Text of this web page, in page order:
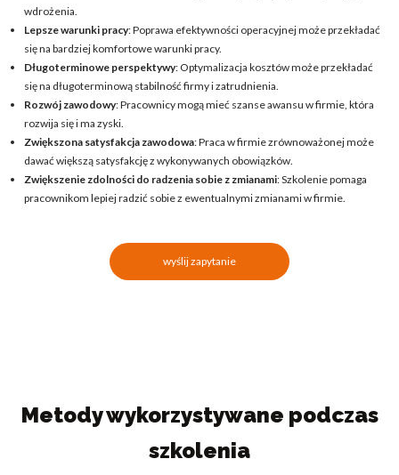
wdrożenia.
Lepsze warunki pracy: Poprawa efektywności operacyjnej może przekładać
się na bardziej komfortowe warunki pracy.
Długoterminowe perspektywy: Optymalizacja kosztów może przekładać
się na długoterminową stabilność firmy i zatrudnienia.
Rozwój zawodowy: Pracownicy mogą mieć szanse awansu w firmie, która
rozwija się i ma zyski.
Zwiększona satysfakcja zawodowa: Praca w firmie zrównoważonej może
dawać większą satysfakcję z wykonywanych obowiązków.
Zwiększenie zdolności do radzenia sobie z zmianami: Szkolenie pomaga
pracownikom lepiej radzić sobie z ewentualnymi zmianami w firmie.
wyślij zapytanie
Metody wykorzystywane podczas
szkolenia